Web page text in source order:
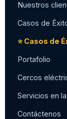
Nuestros
Casos de
⭐ Casos de
Portafolio
Cercos
Servicios en
Contáctenos